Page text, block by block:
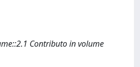
Contributo in volume